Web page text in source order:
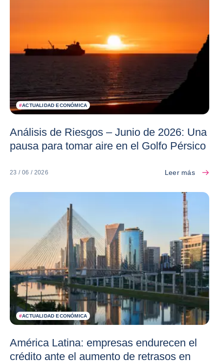
#ACTUALIDAD ECONÓMICA
Análisis de Riesgos – Junio de 2026: Una
pausa para tomar aire en el Golfo Pérsico
23 / 06 / 2026 Leer más
#ACTUALIDAD ECONÓMICA
América Latina: empresas endurecen el
crédito ante el aumento de retrasos en